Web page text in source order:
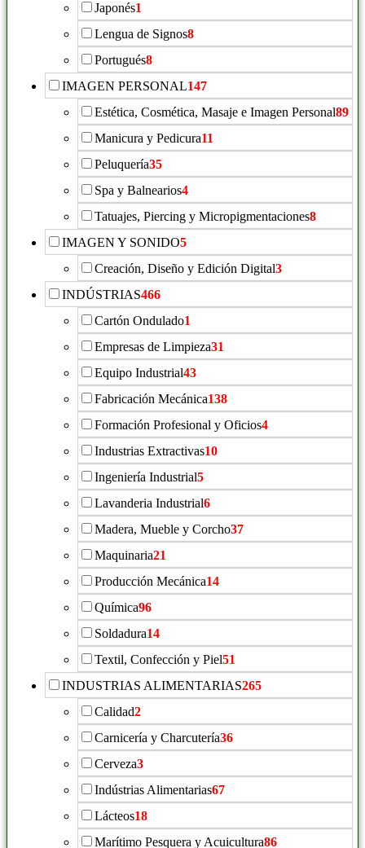
Japonés1
Lengua de Signos8
Portugués8
IMAGEN PERSONAL147
Estética, Cosmética, Masaje e Imagen Personal89
Manicura y Pedicura11
Peluquería35
Spa y Balnearios4
Tatuajes, Piercing y Micropigmentaciones8
IMAGEN Y SONIDO5
Creación, Diseño y Edición Digital3
INDÚSTRIAS466
Cartón Ondulado1
Empresas de Limpieza31
Equipo Industrial43
Fabricación Mecánica138
Formación Profesional y Oficios4
Industrias Extractivas10
Ingeniería Industrial5
Lavanderia Industrial6
Madera, Mueble y Corcho37
Maquinaria21
Producción Mecánica14
Química96
Soldadura14
Textil, Confección y Piel51
INDUSTRIAS ALIMENTARIAS265
Calidad2
Carnicería y Charcutería36
Cerveza3
Indústrias Alimentarias67
Lácteos18
Marítimo Pesquera y Acuicultura86